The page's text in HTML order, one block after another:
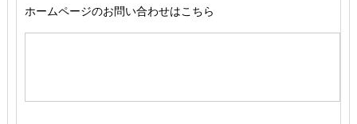
ホームページのお問い合わせはこちら